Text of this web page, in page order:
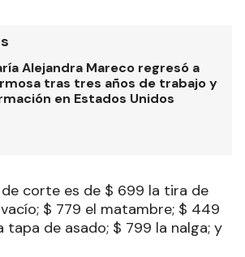
Alejandra Mareco regresó a
tras tres años de trabajo y
en Estados Unidos
corte es de $ 699 la tira de
$ 779 el matambre; $ 449
tapa de asado; $ 799 la nalga; y